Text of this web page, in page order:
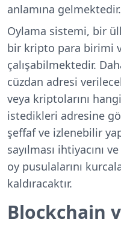
anlamına gelmektedir.
Oylama sistemi, bir
bir kripto para birimi
çalışabilmektedir.
cüzdan adresi
veya kriptolarını
istedikleri adresine
şeffaf ve izlenebilir
sayılması ihtiyacını
oy pusulalarını
kaldıracaktır.
Blockchain